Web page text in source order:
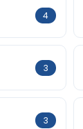
4
3
3